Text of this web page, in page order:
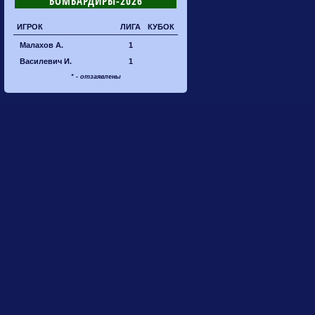
ИГРОК ЛИГА КУБОК
Малахов А.
1
Василевич И.
1
* - отзаявлены